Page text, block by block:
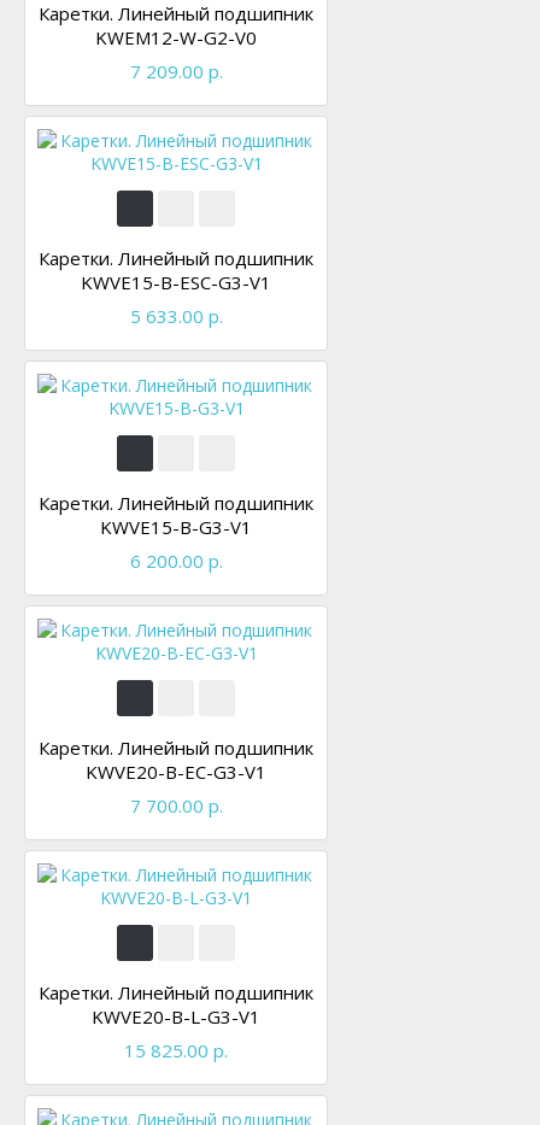
Каретки. Линейный подшипник
KWEM12-W-G2-V0
7 209.00 р.
Каретки. Линейный подшипник
KWVE15-B-ESC-G3-V1
5 633.00 р.
Каретки. Линейный подшипник
KWVE15-B-G3-V1
6 200.00 р.
Каретки. Линейный подшипник
KWVE20-B-EC-G3-V1
7 700.00 р.
Каретки. Линейный подшипник
KWVE20-B-L-G3-V1
15 825.00 р.